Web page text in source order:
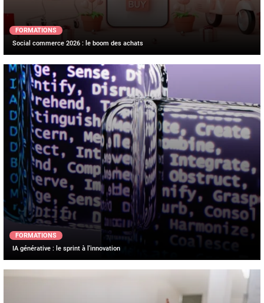
FORMATIONS
Social commerce 2026 : le boom des achats
FORMATIONS
IA générative : le sprint à l'innovation